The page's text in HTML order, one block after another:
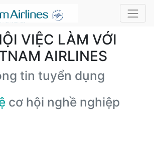
VIỆC LÀM VỚI
AIRLINES
tin tuyển dụng
cơ hội nghề nghiệp